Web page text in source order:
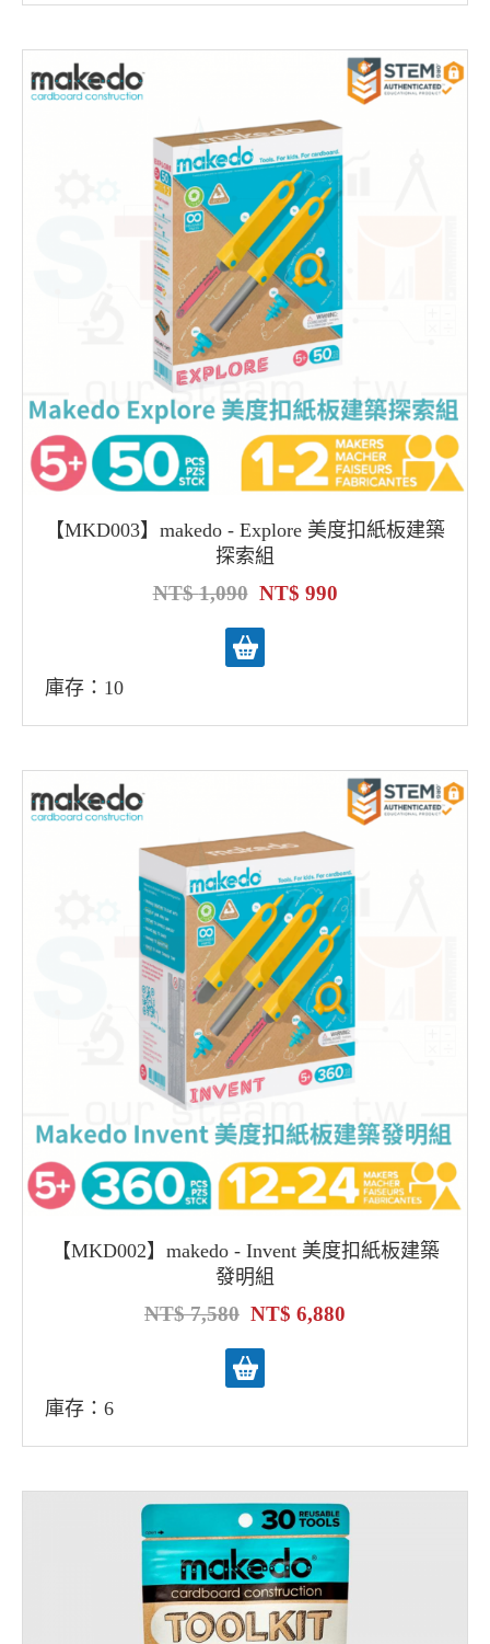
【MKD003】makedo - Explore 美度扣紙板建築
探索組
1,090 990
庫存：10
【MKD002】makedo - Invent 美度扣紙板建築
發明組
7,580 6,880
庫存：6